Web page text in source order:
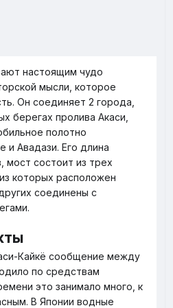
настоящим чудо
мысли, которое
Он соединяет 2 города,
берегах пролива Акаси,
полотно
и Авадази. Его длина
мост состоит из трех
которых расположен
соединены с
Кайкё сообщение между
по средствам
это занимало много, к
В Японии водные